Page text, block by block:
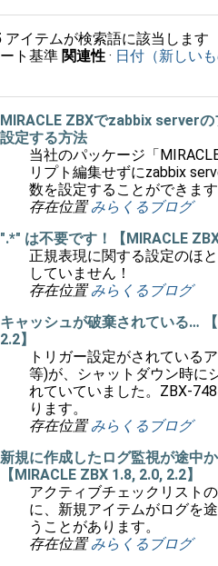
アイテムが検索語に該当します
ト基準 関連性 · 日付（新しいも
MIRACLE ZBXでzabbix server
設定する方法
当社のパッケージ「
リプト編集せずにzabbix
数を設定することができます
存在位置 みらくるブログ
".*" は不要です！【MIRACLE
正規表現に関する設定のほ
していません！
存在位置 みらくるブログ
キャッシュが破棄されている…
2.2】
トリガー設定がされている
等)が、シャットダウン時に
れていていました。ZBX-
ります。
存在位置 みらくるブログ
新規に作成したログ監視が途中
【MIRACLE ZBX 1.8, 2.0, 2.2】
アクティブチェックリスト
に、新規アイテムがログを
うことがあります。
存在位置 みらくるブログ